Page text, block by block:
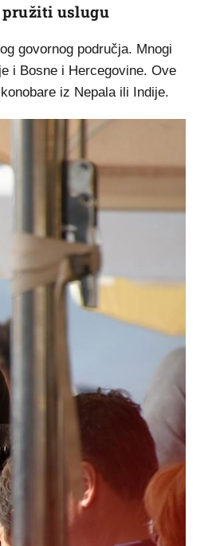
pružiti uslugu
govornog područja. Mnogi
i Bosne i Hercegovine. Ove
iz Nepala ili Indije.